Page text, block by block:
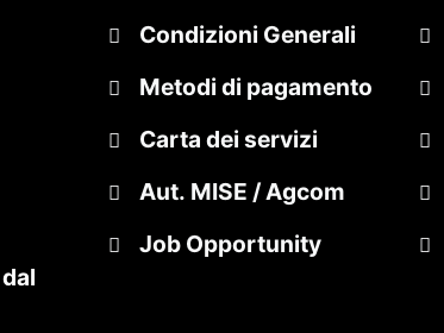
dal
Condizioni Generali
Metodi di pagamento
Carta dei servizi
Aut. MISE / Agcom
Job Opportunity